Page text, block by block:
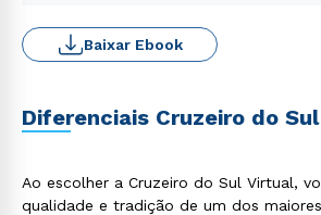
Baixar Ebook
Diferenciais Cruzeiro do Sul
Ao escolher a Cruzeiro do Sul Virtual,
qualidade e tradição de um dos